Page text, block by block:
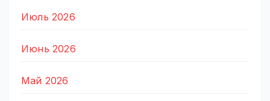
Июль 2026
Июнь 2026
Май 2026